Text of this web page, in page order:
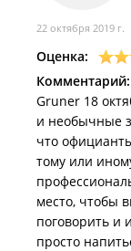
22 октября 2019 г.
Оценка:
Комментарий:
Gruner 18
и необычные
что
тому или
место, чтобы
поговорить и
просто